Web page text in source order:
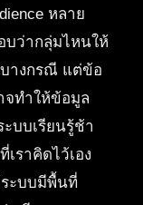
หลาย
บว่ากลุ่มไหนให้
างกรณี แต่ข้อ
จทำให้ข้อมูล
บบเรียนรู้ช้า
ราคิดไว้เอง
ระบบมีพื้นที่